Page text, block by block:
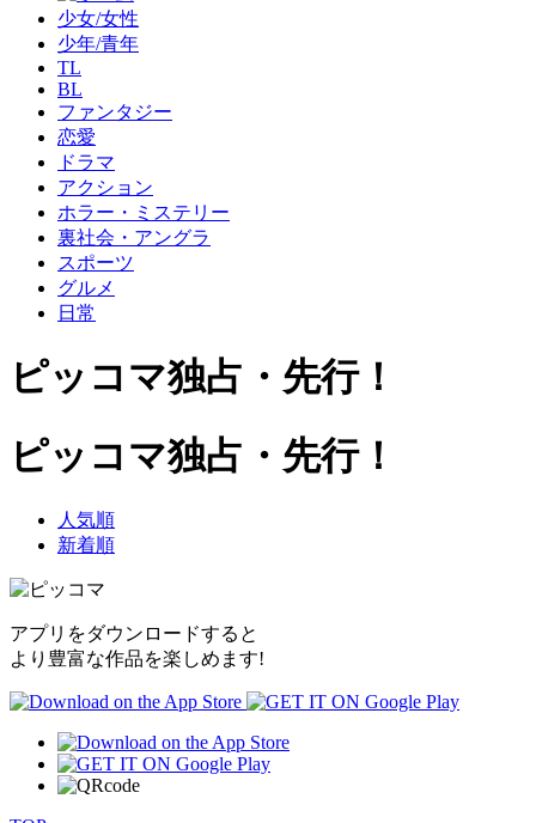
少女/女性
少年/青年
TL
BL
ファンタジー
恋愛
ドラマ
アクション
ホラー・ミステリー
裏社会・アングラ
スポーツ
グルメ
日常
ピッコマ独占・先行！
ピッコマ独占・先行！
人気順
新着順
アプリをダウンロードすると
より豊富な作品を楽しめます!